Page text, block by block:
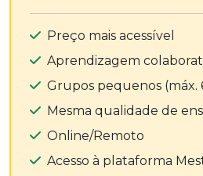
Preço mais acessível
Aprendizagem
Grupos pequenos (máx.
Mesma qualidade de
Online/Remoto
Acesso à plataforma